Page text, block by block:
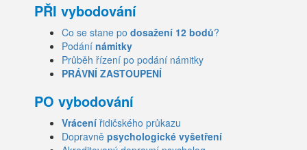
PŘI vybodování
Co se stane po dosažení 12 bodů?
Podání námitky
Průběh řízení po podání námitky
PRÁVNÍ ZASTOUPENÍ
PO vybodování
Vrácení řidičského průkazu
Dopravně psychologické vyšetření